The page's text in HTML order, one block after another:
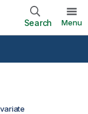
Search Menu